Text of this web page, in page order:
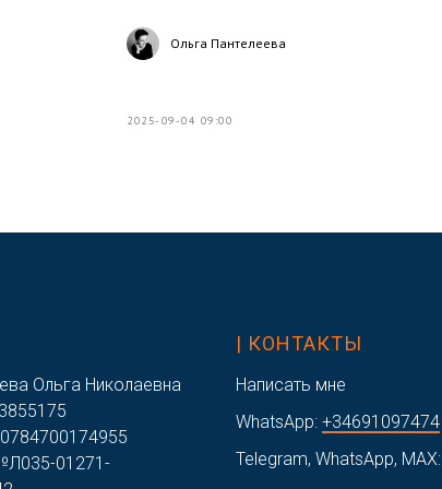
Ольга Пантелеева
2025-09-04 09:00
Ольга Николаевна
01271-
| КОНТАКТЫ
Написать мне
WhatsApp: +34691097474
Telegram, WhatsApp, MAX: